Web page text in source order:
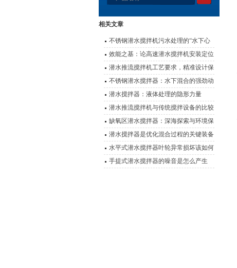
相关文章
不锈钢潜水搅拌机污水处理的“水下心
脏”
效能之基：论高速潜水搅拌机安装定位
的科学要诀
潜水推流搅拌机工艺要求，精准设计保
障水处理效能
不锈钢潜水搅拌器：水下混合的强劲动
力
潜水搅拌器：液体处理的隐形力量
潜水推流搅拌机与传统搅拌设备的比较
及优势对比
缺氧区潜水搅拌器：深海探索与环境保
护的设备
潜水搅拌器是优化混合过程的关键装备
水平式潜水搅拌器叶轮异常损坏该如何
有效解决呢？
手提式潜水搅拌器的噪音是怎么产生